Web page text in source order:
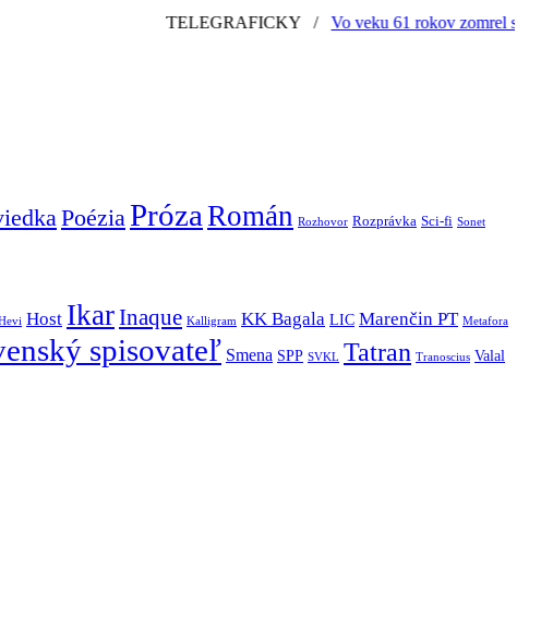
TELEGRAFICKY/Vo veku 61 rokov zomrel slovenský
PoéziaPróza Román Rozhovor Rozprávka Sci-fi Sonet
Host IkarInaque Kalligram KK Bagala LIC Marenčin PT Metafora
spisovateľ Smena SPP SVKL Tatran Tranoscius Valal